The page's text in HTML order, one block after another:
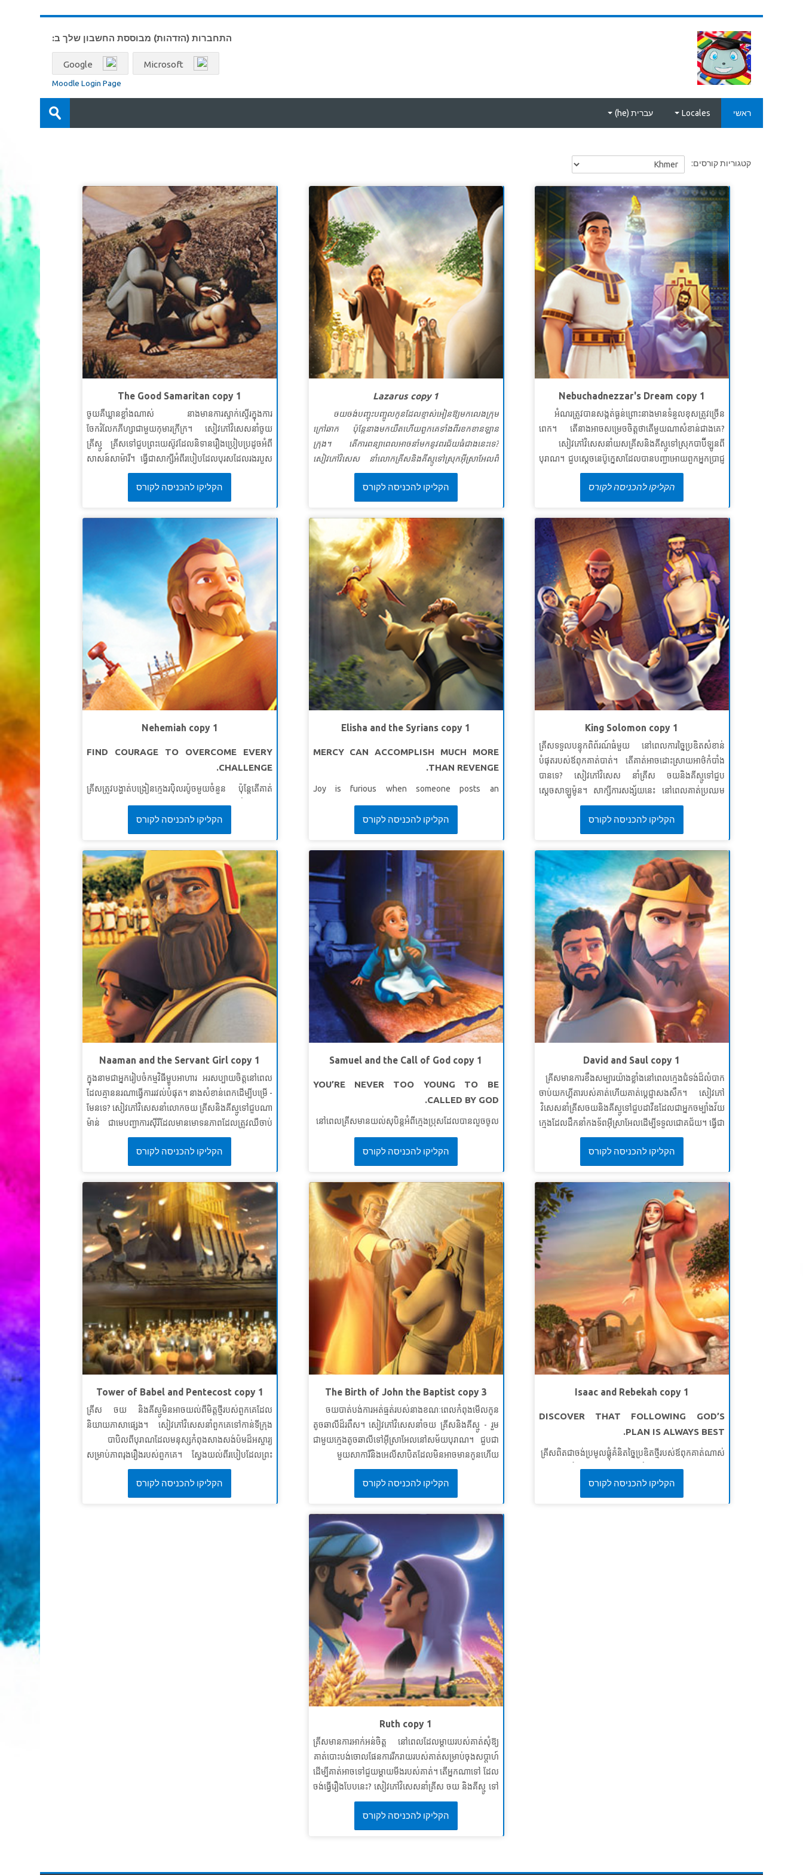
התחברות (הזדהות) מבוססת החשבון שלך ב:
Moodle Login Page
ראשי Locales עברית ‎(he)‎ שמירה
קטגוריות קורסים:
Nebuchadnezzar's Dream copy 1
អំណរត្រូវបានសង្កត់ធ្ងន់ព្រោះនាងមានទំនួលខុសត្រូវច្រើន
ពេក។ តើនាងអាចសម្រេចចិត្តថាតើមួយណាសំខាន់ជាងគេ?
សៀវភៅវិសេសនាំយសគ្រីសនិងគីស្មូទៅស្រុកបាប៊ីឡូនពី
បុរាណ។ ជួបស្តេចនេប៊ូក្នេសាដែលបានបញ្ជាអោយពួកអ្នកប្រាជ្ញ
របស់ព្រះអង្គប្រាប់គេនូវសុបិនដែលស្តេចបានសុបិន្តឬប្រឈម
នឹងសេចក្តីស្លាប់។ ចូរធ្វើជាសាក្សីអំពីរបៀបដែលព្យា
ការីដានីយ៉ែលរកឃើញនូវក្តីសុបិន្តដ៏អាថ៌កំបាំងនិងអត្ថន័យ
របស់វា។ កុមាររៀនពីកន្លែងដែលត្រូវស្វែងរកប្រាជ្ញាដែលពួកគេ
មិនអាចរកឃើញដោយខ្លួនឯង។
មេរៀនទី 1 រឿងរបស់ព្រះបង្ហាញ
សេចក្តីពិតវិសេស៖ ព្រះបើកបង្ហាញអ្វីៗនៅពេលយើងសួរ។
ខគម្ពីរវិសេស «ចូរហៅខ្ញុំចុះយើងនឹងឆ្លើយមកអ្នកហើយបង្ហាញ
ការដ៏អស្ចារ្យនិងអស្ចារ្យជាច្រើនដែលអ្នកមិនស្គាល់»។
យេរេមា
៣៣: ៣ (NKJV)
មេរៀនទី ២ ព្រះជាម្ចាស់បញ្ចូលអាមេរិក
សេចក្តីពិតវិសេស៖ ព្រះអនុញ្ញាតឱ្យយើងធ្វើអ្វីដែលអស្ចារ្យ។
ខគម្ពីរវិសេស សូមឱ្យទ្រង់បំពាក់ឱ្យអ្នកនូវអ្វីទាំងអស់ដែលអ្នក
ត្រូវការសម្រាប់ធ្វើតាមព្រះហឫទ័យរបស់ទ្រង់។ សូមឱ្យទ្រង់
បង្កើតផលនៅក្នុងអ្នកតាមរយៈព្រះចេស្ដានៃព្រះយេស៊ូវគ្រីស្ទ
រាល់រឿងល្អៗដែលគាប់ព្រះហឫទ័យទ្រង់។ ហេព្រើរ ១៣:២១
(អិន។ អិលធី)
មេរៀនទី 3 ចែករំលែកអំណោយរបស់ព្រះ
សេចក្តីពិតវិសេស៖ ខ្ញុំនឹងប្រាប់អ្នកដទៃអំពីព្រះយេស៊ូវដែលជា
អំណោយទានរបស់ព្រះ។
ទទួលយកទ្រង់នោះទ្រង់បានប្រទានសិទ្ធិ ឲ្យ ក្លាយជាកូនរបស់
הקליקו להכניסה לקורס
Lazarus copy 1
ចយចង់បញ្ចុះបញ្ចូលកូនដែលខ្មាស់អៀនឱ្យមកលេងក្រុម
ក្រៅឆាក​ ប៉ុន្តែនាងមកយឺតហើយពួកគេទាំងពីរខកខានឡាន
ក្រុង។ តើការពន្យាពេលអាចនាំមកនូវពរជ័យធំជាងនេះទេ?
សៀវភៅវិសេស នាំលោកគ្រីសនិងគីស្មូទៅស្រុកអ៊ីស្រាអែលពី
បុរាណ ដែលព្រះយេស៊ូ៉៊ឮថាឡាសារដែលជាមិត្តរបស់គាត់ឈឺ
ធ្ងន់។ ជាជាងប្រញាប់ប្រញាល់ធ្វើឱ្យគាត់ជាសះស្បើយព្រះយេស៊ូ
ពន្យាពេលហើយពេលទ្រង់មកដល់ឡាសាបានស្លាប់ទៅ។ សូម
ធ្វើជាសាក្សីអំពីការអស្ចារ្យដែលព្រះយេស៊ូបានធ្វើអព្ភូតហេតុដ៏
អស្ចារ្យជាងនេះ ដោយទ្រង់ប្រោសឲ្យរស់ឡើងវិញ! ក្មេងៗដឹងថា
ពេលវេលារបស់ព្រះគឺល្អឥតខ្ចោះ។ * ត្រូវប្រាកដថាបានមើល
វីដេអូរឿងព្រះគម្ពីរជាមុនសម្រាប់វគ្គសិក្សានេះព្រោះរូបភាពខ្លះ
អាចខ្លាំងពេកសម្រាប់ក្មេងៗ។ សង្ខេបនិមិត្ត គឺមិនសូវជាខ្លាំងទេ។
សូមមើលផងដែរនូវប្រវត្តិព្រះគម្ពីរនិងវីដេអូសញ្ញាសម្គាល់។
មេរៀនទី 1 ពេលវេលាជាមួយព្រះយេស៊ូវ
សេចក្តីពិតវិសេស៖ Super Truth៖​ ខ្ញុំនឹងចំណាយពេល
ជាមួយព្រះយេស៊ូ។
ខគម្ពីរវិសេស SuperVerse៖មានរឿងតែមួយគត់ដែលគួរ ឲ្យ
ព្រួយបារម្ភ។ ម៉ារីបានរកឃើញ ហើយវានឹងមិនត្រូវបាន
យកចេញពីនាងទេ។
លូកា ១០:៤២ (អិនអិលធី។ )
ខគម្ពីរវិសេស ត្រូវហើយរង់ចាំព្រះអម្ចាស់ដោយអត់ធ្មត់។ ចូរ
ក្លាហាននិងក្លាហាន។ ត្រូវហើយរង់ចាំព្រះអម្ចាស់ដោយអត់ធ្មត់។
មេរៀនទី ៣: ប្រភពនៃជីវិតរបស់យើង
សេចក្តីពិតវិសេស៖ សេចក្តីពិតវិសេស៖ព្រះយេស៊ូវគឺជាប្រភព
ខគម្ពីរវិសេស ខគម្ពីរវិសេស៖អ្នកណាមានព្រះបុត្រាអ្នកនោះមាន
ជីវិត។ អ្នកណាគ្មានព្រះបុត្រារបស់ព្រះជាម្ចាស់អ្នកនោះគ្មានជីវិត
ឡើយ។
យ៉ូហានទី១ ៥:១២ (អិនអិលធី)
הקליקו להכניסה לקורס
The Good Samaritan copy 1
ចូយគឺឃ្លានខ្លាំងណាស់ នាងមានការស្ទាក់ស្ទើរក្នុងការ
ចែករំលែកភីហ្សាជាមួយកុមារក្រីក្រ។ សៀវភៅវិសេសនាំចូយ
គ្រីស្មូ គ្រីសទៅជួបព្រះយេស៊ូវដែលនិទានរឿងប្រៀបប្រដូចអំពី
សាសន៍សាម៉ារី។ ធ្វើជាសាក្សីអំពីរបៀបដែលបុរសដែលរងរបួស
ត្រូវបានមិនអើពើ ដោយមនុស្សសំខាន់ៗបន្ទាប់មកត្រូវ
បានជួយសង្គ្រោះដោយជនបរទេសដែលត្រូវបានគេមើលងាយ
ដោយប្រជាជនក្នុងស្រុក។ កុមាររៀនពីសារៈសំខាន់នៃការយក
ចិត្តទុកដាក់ចំពោះអ្នកដទៃ ហើយមនុស្សទាំងអស់គឺជាអ្នកជិត
មេរៀនទី ១៖ ភាពស្មើរគ្នា
ខគម្ពីរវិសេស៖
ខ្ញុំនឹងប្រព្រឹត្តចំពោះអ្នកដទៃដោយស្មើភាព។
SuperVerse៖
«អ្នក​ណា​ដែល​មិន​កោតខ្លាច​ដល់​ពួក​អ្នក​ជា​
ប្រធាន ឬ​មិន​យល់​ដល់​ពួក​អ្នក​មាន​ជា​ជាង​អ្នក​ក្រ ដោយ​ព្រោះ​គេ​
សុទ្ធ​តែ​ជា​ការ​នៃ​ព្រះហស្ត​ទ្រង់​ធ្វើ​ទាំង​អស់។ យ៉ូប ៣៤:១៩
មេរៀនទី ២ ស្រឡាញ់អ្នកជិតខាង
ខគម្ពីរវិសេស៖ខ្ញុំនឹងស្រឡាញ់អ្នកជិតខាងដូចខ្លួនឯង។
SuperVerse៖
«អ្ឯង​ត្រូវ​ស្រឡាញ់​ព្រះអម្ចាស់ ជា​ព្រះ​នៃ​ឯង ឲ្យ​
អស់​អំពី​ចិត្ត អស់​អំពី​ព្រលឹង អស់​អំពី​កំឡាំង ហើយ​អស់​អំពី​
គំនិត​ឯង»។ ហើយ«ត្រូវស្រឡាញ់អ្នកជិតខាងដូចខ្លួនឯង»។
ខ្ញុំនឹងមានចិត្តល្អនិងសប្បុរសដល់អ្នកដទៃ។
អ្នក​ណា​ដែល​ស្រោច​ទឹក​ដល់​គេ នោះ​នឹង​បាន​គេ​ស្រោច​ទឹក​ដល់​
הקליקו להכניסה לקורס
King Solomon copy 1
គ្រីសទទួលបន្ទុកពិព័រណ៍ធំមួយ នៅពេលការច្នៃប្រឌិតសំខាន់
បំផុតរបស់ឪពុកគាត់បាត់។ តើគាត់អាចដោះស្រាយអាថ៌កំបាំង
បានទេ? សៀវភៅវិសេស នាំគ្រីស ចយនិងគីស្មូទៅជួប
ស្តេចសាឡូម៉ូន។ សាក្សីការសង្ស័យនេះ នៅពេលគាត់ប្រឈម
មុខនឹងទុក្ខលំបាក: តើស្ត្រីណាជាម្តាយពិតរបស់ទារក? ស្វែង
យល់ពីវិធីដ៏គួរឱ្យភ្ញាក់ផ្អើល ដែលសាឡូម៉ូនមិនស្គាល់ការពិត។
កូនៗ ដឹងថាប្រាជ្ញាពិតមកពីព្រះ។ * ត្រូវប្រាកដថាបានមើល
វីដេអូរឿងព្រះគម្ពីរជាមុន សម្រាប់វគ្គសិក្សានេះព្រោះរូបភាពខ្លះ
អាចខ្លាំងពេកសម្រាប់ក្មេងៗ។ កំណែរួម គឺមិនសូវខ្លាំង។ ដូចគ្នា
នេះផង ដែរពិនិត្យមើលប្រវត្តិព្រះគម្ពីរនិងវីដេអូសញ្ញាតំណាង។
មេរៀនទី ១ ៈ ប្រាជ្ញាពិត
សេចក្ដីពិតវិសេស៖ប្រាជ្ញាពិតមកពីព្រះ។
ខវិសេស៖ «ត្បិតព្រះអម្ចាស់ប្រទានប្រាជ្ញា! ចេញពីព្រះឳសទ្រង់
ព្រះអង្គមកចំណេះនិងការយោគយល់។សុភាសិត ២: ៦ (អិន
អិល ធី។ )
មេរៀនទី ២ ៈសូមព្រះសម្រាប់ប្រាជ្ញា
សេចក្ដីពិត៖ខ្ញុំនឹងសុំប្រាជ្ញាពីព្រះជាម្ចាស់។
ខវិសេស៖
“ ខ្ញុំនឹងផ្តល់ឱ្យអ្នកនូវអ្វីដែលអ្នកបានស្នើសុំ! ខ្ញុំនឹង
អោយអ្នកមានប្រាជ្ញា និងការយោគយល់។ពង្សាវតារក្សត្រទី ១
៣:១២ (អិនអិលធី)
មេរៀនទី ៣: សង់នៅលើប្រាជ្ញារបស់ព្រះ
សេចក្ដីពិត៖ខ្ញុំនឹងកសាងជីវិតរបស់ខ្ញុំលើព្រះបន្ទូលរបស់ព្រះ។
ខវិសេស៖“អ្នកណាដែលស្តាប់ការបង្រៀនរបស់ខ្ញុំ ហើយធ្វើ
តាមវាគឺប្រកបដោយប្រាជ្ញាដូចជាមនុស្សដែលសង់ផ្ទះលើថ្មដា។
הקליקו להכניסה לקורס
Elisha and the Syrians copy 1
MERCY CAN ACCOMPLISH MUCH MORE
THAN REVENGE.
Joy is furious when someone posts an
embarrassing video of her, and she knows the
perfect way to get even—but should she?
Superbook takes Joy, Chris and Gizmo to meet the
prophet Elisha. Witness how the Syrians try to
capture him—and what he does after trapping
their army inside an Israelite city! The children
learn that mercy can accomplish much more than
LESSON 1: GOD IS FOR US
SuperTruth:God is always for me
SuperVerse:“Don’t be afraid!” Elisha told him.
“For there are more on our side than on theirs!”2
Kings 6:16 (NLT)
LESSON 2: KINDNESS AND MERCY FOR
ALL
SuperTruth:
I will show mercy and kindness to all
SuperVerse:“But I say, love your enemies! Pray
for those who persecute you!”Matthew 5:44
SuperTruth:I will seek more of God.
spirit be upon me.”2 Kings 2:9b (NKJV)
הקליקו להכניסה לקורס
Nehemiah copy 1
FIND COURAGE TO OVERCOME EVERY
CHALLENGE.
គ្រីសត្រូវបង្ហាត់បង្រៀនក្មេងរបុិលរប៉ូចមួយចំនួន ប៉ុន្តែតើគាត់
អាចជួយពួកគេយ៉ាងម៉េចប្រសិនបើពួកគេសើចចំអកគាត់?
សៀវភៅវិសេសនាំគ្រីស ចយ និងហ្គីហ្សូមទៅជួបនេហេមា។ ទី
បន្ទាល់អំពីផែនការដ៏មាំមួនរបស់គាត់ដើម្បីសង់កំផែងក្រុង
យេរូសាឡិមឡើងវិញ ទោះបីមនុស្សអាក្រក់ចំអកមើលងាយគាត់
ហើយគ្រោងនឹងសម្លាប់គាត់ក៏ដោយ! កុមាររៀនពីរបៀបស្វែងរក
ភាពក្លាហានដើម្បីជំនះរាល់ឧបសគ្គ។
មេរៀនទី១: ត្រូវធ្វើការ
សេចក្តីពិតវិសេស៖ខ្ញុំនឹងធ្វើកិច្ចការដែលព្រះបានហៅខ្ញុំឱ្យធ្វើ។
ខគម្ពីរវិសេស៖ព្រះនៃស្ថានសួគ៌នឹងជួយយើងឲ្យទទួលបាន
ជោគជ័យ។ យើងដែលជាអ្នកបំរើរបស់ទ្រង់នឹងចាប់ផ្តើមសង់
កំផែងនេះឡើងវិញ។
នេហេមា២:២០
មេរៀទី ២៖ ឈរឡើងសម្រាប់ការប្រឈមឧបសគ្គ
សេចក្តីពិតវិសេស៖ខ្ញុំនឹងត្រៀមខ្លួនរួចរាល់ហើយសម្រាប់ឧប
ខគម្ពីរវិសេស៖អ្នកសាងសង់បានបន្តការងាររបស់ពួកគេ
មេរៀនទី៣៖ អំណររបស់ព្រះអម្ចាស់
សេចក្តីពិតវិសេស៖ព្រះផ្តល់ឱ្យខ្ញុំមានអំណរនៅពេលខ្ញុំដើរតាម
ទ្រង់។
ខគម្ពីរវិសេស៖“ អំណររបស់ព្រះអម្ចាស់គឺជាកម្លាំងរបស់អ្នក!”
នេហេមា៨: ១០ខ
הקליקו להכניסה לקורס
David and Saul copy 1
គ្រីសមានការខឹងសម្បារយ៉ាងខ្លាំងនៅពេលក្មេងជំទង់ដ៏លំបាក
ចាប់យកហ្គីតារបស់គាត់ហើយគាត់ប្តេជ្ញាសងសឹក។ សៀវភៅ
វិសេសនាំគ្រីសចយនិងគីស្មូទៅជួបដាវីឌដែលជាអ្នកចម្បាំងវ័យ
ក្មេងដែលដឹកនាំកងទ័ពអ៊ីស្រាអែលដើម្បីទទួលជោគជ័យ។ ធ្វើជា
សាក្សី អំពីរបៀបដែលស្តេចសូលព្យាយាមសម្លាប់គាត់ដោយការ
ច្រណែននិងរកឃើញមូលហេតុដែលដាវីឌនឹងមិនសងសឹក
ទោះបីគាត់មានឱកាសដ៏ល្អក៏ដោយ។ ក្មេងៗដឹងថាកំហឹងនិងការ
សងសឹកមិនអាចសម្រេចគោលបំណងរបស់ព្រះបានទេ។ * ត្រូវ
ប្រាកដថាបានមើលវីដេអូរឿងព្រះគម្ពីរជាមុនសម្រាប់វគ្គសិក្សា
នេះព្រោះរូបភាពខ្លះអាចចាប់អារម្មណ៍ខ្លាំងសម្រាប់ក្មេងៗ។
សង្ខេបនិមិត្ត គឺមិនសូវជាខ្លាំងទេ។ ដូចគ្នានេះផងដែរសូមពិនិត្យ
មើលប្រវត្តិនៃព្រះគម្ពីរនិងវីដេអូសញ្ញាសម្គាល់។
មេរៀនទី ១៖ គ្មានកន្លែងសម្រាប់ភាពច្រណែនទេ
សេចក្តីពិតវិសេស៖ខ្ញុំនឹងមិនច្រណែននឹងអ្នកដទៃទេ។
SuperVerse៖
ដ្បិត​កន្លែង​ណា​ដែល​មាន​សេចក្ដី​ច្រណែន នឹង​
សេចក្ដី​គំនុំ នោះ​ក៏​មាន​វឹក​វរ នឹង​សេចក្ដី​អាក្រក់​គ្រប់​យ៉ាង​ដែរ។
យ៉ាកុប ៣:១៦
មេរៀនទី ២: កំហឹងនឹងមិនគ្រប់គ្រងខ្ញុំឡើយ
សេចក្តីពិតវិសេស៖ខ្ញុំនឹងមិនអនុញ្ញាតឱ្យកំហឹងគ្រប់គ្រងខ្ញុំទេ។
ខគម្ពីរវិសេស៖
ចូរ​ខឹង​ចុះ តែ​កុំ​ឲ្យ​ធ្វើ​បាប​ឡើយ ។ កុំ​ឲ្យ​សេចក្ដី​
(អិន។ អិលធី)
មេរៀនទី ៣: និយាយជាមួយព្រះជាម្ចាស់
សសេចក្តីពិតវិសេស៖ខ្ញុំអាចនិយាយជាមួយព្រះបាន។
ដ្បិត​ទ្រង់​នឹង​មាន​បន្ទូល​ឆ្លើយ​មក​ទូល​បង្គំ។ សូម​ទ្រង់​ផ្អៀង​ព្រះ​
הקליקו להכניסה לקורס
Samuel and the Call of God copy 1
YOU’RE NEVER TOO YOUNG TO BE
CALLED BY GOD.
នៅពេលគ្រីសមានយល់សុបិន្តអំពីក្មេងប្រុសដែលបានលួចចូល
ក្នុងផ្ទះរបស់គាត់ ចយគិតថាវាជាសញ្ញាមួយដែលគ្រីសគួរតែជួយ
គាត់។ ប៉ុន្តែគ្រីសមានការងឿងឆ្ងល់ - តើគាត់ក្មេងពេកក្នុងការធ្វើ
ឱ្យមានភាពខុសគ្នាមែនទេ? សៀវភៅវិសេសនាំគ្រីស ចយ
និងគីស្មូទៅជួបហោរាសាំយូអែល។ ធ្វើជាសាក្សីបញ្ជាក់អំពីរបៀប
ដែលគាត់ឆ្លើយតបនឹងការត្រាស់ហៅរបស់ព្រះជាម្ចាស់កាលនៅ
ក្មេងបន្ទាប់មកធំឡើងក្លាយជាអ្នកដឹកនាំរបស់អ៊ីស្រាអែល។
កុមាររៀនថាអ្នកគឺមិនក្មេងពេកទេដែលត្រូវបានត្រាស់ហៅដោយ
ព្រះ។
មេរៀនទី ១: បម្រើព្រះនៅថ្ងៃនេះ
សេចក្តីពិតវិសេស៖ខ្ញុំអាចបម្រើព្រះនៅថ្ងៃនេះ។
ខគម្ពីរវិសេស៖
“ កុំ​ឲ្យ​អ្នក​ណា​មើល​ងាយ​អ្នក ដោយ​ព្រោះ​នៅ​ក្មេង​
នោះ​ឡើយ។ ចូរ​ធ្វើ​ជា​គំរូ​ដល់​ពួក​អ្នក​ជឿ ដោយ​ពាក្យ​សំដី កិរិយា​
ប្រព្រឹត្ត សេចក្ដី​ស្រឡាញ់ សេចក្ដី​ជំនឿ នឹង​សេចក្ដី​បរិសុទ្ធ។
ធីម៉ូថេទី ១ ៤:១២ (អិនអិលធី)
មេរៀនទី ២ : ស្តាប់និងគោរពប្រតិបត្តិតាមព្រះសូសៀង
ស្តាប់បង្គាប់តាមទ្រង់។
ខគម្ពីរវិសេស៖លំដាប់​នោះ ព្រះ​យេហូវ៉ា​ទ្រង់​យាង​មក​ឈរ ហៅ​
ដូច​ជា​ជាន់​មុន​ថា“ សាំយូអែល! នែ​សាំយូអែល​អើយ នោះ​
សាំយូអែល​ទូល​ឆ្លើយ​ថា ៖ «សូម​ទ្រង់​មាន​បន្ទូល​មក​ចុះ ដ្បិត​ទូល​
មេរៀនទី ៣: ការថ្វាយខ្លួនដល់ព្រះអម្ចាស់
សេចក្តីពិតវិសេស៖
ខ្ញុំនឹងថ្វាយជីវិតរបស់ខ្ញុំដល់ព្រះអម្ចាស់។
ខគម្ពីរវិសេស៖សាំយូអែល​កាន់​តែ​ធំ​ឡើង ព្រះ​យេហូវ៉ា​ទ្រង់​ក៏​គង់​
នៅ​ជា​មួយ ហើយ​មិន​ឲ្យ​ពាក្យ​ទំ​នាយ​ណា​មួយ​របស់​លោក​ជ្រុះ​
ធ្លាក់​បាត់​ឡើយ។សាំយូអែលទី ១ ៣:១៩ (អិនអិលធី)
הקליקו להכניסה לקורס
Naaman and the Servant Girl copy 1
ក្នុងនាមជាអ្នករៀបចំកម្មវិធីម្ហូបអាហារ អរសប្បាយចិត្តនៅពេល
ដែលគ្មាននរណាធ្វើការរវល់បំផុត។ នាងសំខាន់ពេកដើម្បីបម្រើ -
មែនទេ? សៀវភៅវិសេសនាំលោកចយ គ្រីសនិងគីស្មូទៅជួបណា
ម៉ាន់ ជាមេបញ្ជាការស៊ីរីដែលមានមោទនភាពដែលត្រូវឈឺចាប់
ពីរោគឃ្លង់។ សូមមើលពីរបៀបដែលក្មេងស្រីអ្នកបម្រើជនជាតិ
អ៊ីស្រាអែលរាបទាប ផ្តល់ក្តីសង្ឃឹមដល់គាត់ហើយបានឃើញការ
ណែនាំដ៏អាថ៌កំបាំងរបស់អេលីសេ។ កុមាររៀនពីសារៈសំខាន់នៃ
ការបន្ទាបខ្លួន
មេរៀនទី ១:ភាពងាយស្រួលសម្រាប់ភាពអស្ចារ្យរបស់ព្រះ
សេចក្តីពិតវិសេស៖ព្រះជាម្ចាស់ប្រើរបស់សាមញ្ញ ដើម្បីលើក
តម្កើងសិរីរុងរឿងរបស់ព្រះអង្គ។
ខគម្ពីរវិសេស៖
“ ប៉ុន្តែព្រះជាម្ចាស់បានជ្រើសរើសការល្ងង់ខ្លៅ
របស់លោកីយនេះដើម្បីធ្វើអោយអ្នកមានប្រាជ្ញាមានសេចក្តី
ខ្មាស់។ ទ្រង់បានជ្រើសរើសយករបស់ទន់ខ្សោយនៃលោកីយនេះ
កូរិនថូសទី ១ ១:២៧
(សុីអុីវី)
មេរៀនទី ២៖ រៀន ឲ្យ ចេះបន្ទាបខ្លួន
សេចក្ដីពិតវិសេស៖
ខ្ញុំនឹងរៀនចេះបន្ទាបខ្លួនគ្រប់ពេល។
ខគម្ពីរវិសេស៖ដូចបទគម្ពីរចែងថា«ព្រះជាម្ចាស់ប្រឆាំងនឹង
មនុស្សអំនួតតែទ្រង់ប្រណីសន្ដោសដល់មនុស្សរាបសា»។
មេរៀនទី ៣៖ មានសុខភាពល្អនិងបានជាសះស្បើយ
សេចក្ដីពិតវិសេស៖ព្រះជាម្ចាស់ប្រោសខ្ញុំអោយជាហើយធ្វើអោយ
ខ្ញុំជាសះស្បើយ។
ព្យាបាលជំងឺរបស់ខ្ញុំទាំងអស់។ ទំនុកតម្កើង ១០៣: ៣
הקליקו להכניסה לקורס
Isaac and Rebekah copy 1
DISCOVER THAT FOLLOWING GOD’S
PLAN IS ALWAYS BEST.
គ្រីសពិតជាចង់ប្រមូលផ្តុំគំនិតច្នៃប្រឌិតថ្មីរបស់ឪពុកគាត់ណាស់
ដោយគាត់នឹងមិនដើរតាមការណែនាំទេ ហើយនោះជាពេលដែល
មានបញ្ហាខុសប្រក្រតី។ សៀវភៅវិសេសនាំគ្រីស ចយ និងគីស្មូ
ទៅក្រុងហេប្រុនបុរាណ។ នៅទីនោះ អ័ប្រាហាំប្រាប់អេលីស៊ើរ
הקליקו להכניסה לקורס
The Birth of John the Baptist copy 3
ចយបាត់បង់ការអត់ធ្មត់របស់នាងខណៈពេលកំពុងមើលកូន
តូចឆាលីដ៏រពឹស។ សៀវភៅវិសេសនាំចយ គ្រីសនិងគីស្មូ - រួម
ជាមួយក្មេងតូចឆាលីទៅអ៊ីស្រាអែលនៅសម័យបុរាណ។ ជួបជា
មួយសាការីនិងអេលីសាបិតដែលមិនអាចមានកូនហើយ
មើលថាតើព្រះឆ្លើយតបការអធិស្ឋានរបស់ពួកគេដោយការ
អស្ចារ្យយ៉ាងដូចម្តេច! ស្វែងយល់ពីមូលហេតុដែលកូនប្រុសរបស់
ពួកគេត្រូវបានគេស្គាល់ថាជាយ៉ូហានបាទីស្ទនិងរបៀបដែលគាត់
នឹងរៀបចំផ្លូវសម្រាប់បងប្អូនជីដូនមួយរបស់គាត់គឺព្រះយេស៊ូវ។
កុមារដឹងថាគ្មានអ្វីដែលមិនអាចធ្វើបានជាមួយព្រះទេ!
មេរៀនទី ១៖ អ្វីៗទាំងអស់អាចធ្វើទៅបាន
សេចក្តីពិតវិសេស៖
ការ​អ្វី​ដែល​ព្រះ​ធ្វើ​មិន​កើត នោះ​គ្មាន​ឡើយ។
ខគម្ពីរវិសេស៖“ដ្បិត​ការ​អ្វី​ដែល​ព្រះ​ទ្រង់​ធ្វើ​ពុំ​បាន នោះ​គ្មាន​សោះ​
លូកា ១:៣៧
មេរៀនទី ២៖ព្រះបន្ទូលរបស់ព្រះមិនដែលផុតឡើយ
សេចក្តីពិតវិសេស៖
ព្រះបន្ទូលរបស់ព្រះមិនដែលផុតឡើយ។
សេចក្តីពិតវិសេស៖
នាង​មាន​ពរ​ហើយ ដោយ​នាង​បាន​ជឿ ដ្បិត​
សេចក្ដី​ដែល​ព្រះ​អម្ចាស់​មាន​បន្ទូល​មក​នាង នោះ​នឹង​បាន​សំរេច​
ជា​មិន​ខាន។លូកា ១:៤៥
ខ្ញុំអាចជឿទុកចិត្តលើសេចក្តីសន្យារបស់
ព្រះ។
ខគម្ពីរវិសេស៖«តាំងពីយូរយារមកហើយព្រះអម្ចាស់បានសន្យា
ដោយពាក្យរបស់ហោរាដ៏បរិសុទ្ធរបស់ទ្រង់ថានឹងសង្គ្រោះ
យើង» លូកា ១: ៧០-៧១
הקליקו להכניסה לקורס
Tower of Babel and Pentecost copy 1
គ្រីស ចយ និងគីស្មូមិនអាចយល់ពីមិត្តថ្មីរបស់ពួកគេដែល
និយាយភាសាផ្សេង។ សៀវភៅវិសេសនាំពួកគេទៅកាន់ទីក្រុង
បាបិលពីបុរាណដែលមនុស្សកំពុងសាងសង់ប៉មដ៏អស្ចារ្យ
សម្រាប់ភាពរុងរឿងរបស់ពួកគេ។ ស្វែងយល់ពីរបៀបដែលព្រះ
បានបញ្ឈប់ពួកគេ - បន្ទាប់មកពីរបៀបដែលទ្រង់បាននាំមនុស្ស
រួមគ្នាសម្រាប់សិរីរុងរឿងរបស់ទ្រង់ជាច្រើនឆ្នាំក្រោយមកនៅថ្ងៃ
បុណ្យទី ៥០ ។ កុមាររៀនបានថាសេចក្តីស្រលាញ់របស់
הקליקו להכניסה לקורס
Ruth copy 1
គ្រីសមានការអាក់អន់ចិត្ត នៅពេលដែលម្តាយរបស់គាត់សុំឱ្យ
គាត់បោះបង់ចោលផែនការរីករាយរបស់គាត់សម្រាប់ចុងសប្តាហ៍
ដើម្បីគាត់អាចទៅជួយ​ម្ដាយមីងរបស់គាត់។ តើអ្នកណាទៅ ដែល
ចង់ធ្វើរឿងបែបនេះ? សៀវភៅវិសេសនាំគ្រីស ចយ និងគីស្មូ ទៅ
ភូមិបេថ្លេហិមពីបុរាណ។ ពួកគេជួបស្ត្រីមេម៉ាយវ័យក្មេងម្នាក់
ឈ្មោះ​ នាងរស់ ដែលលះបង់គ្រួសារ និងស្រុកកំណើត ដើម្បី
បម្រើម្តាយក្មេក គឺនាងន៉ាអូមី។ កុមាររៀនពីព្រះពរនិងរង្វាន់ នៃ
הקליקו להכניסה לקורס